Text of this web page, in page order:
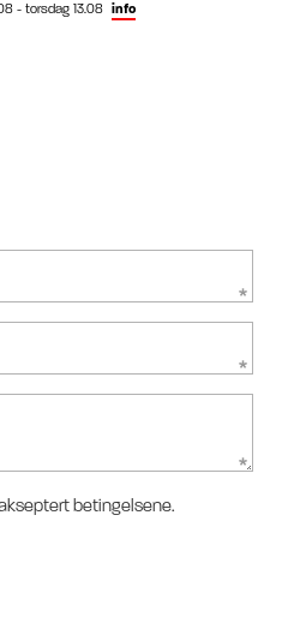
- torsdag 13.08 info
betingelsene.